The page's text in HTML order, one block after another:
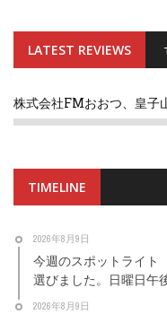
LATEST REVIEWS
株式会社FMおおつ、皇子
TIMELINE
2026年8月9日
今週のスポットライ
選びました。日曜日午
2026年8月9日